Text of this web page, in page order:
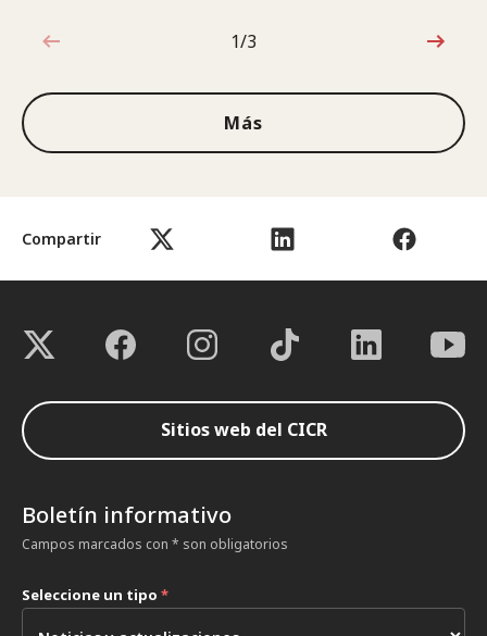
Compartir
1de3
1/3
Más
Sitios web del CICR
Boletín informativo
Campos marcados con * son obligatorios
Seleccione un tipo *